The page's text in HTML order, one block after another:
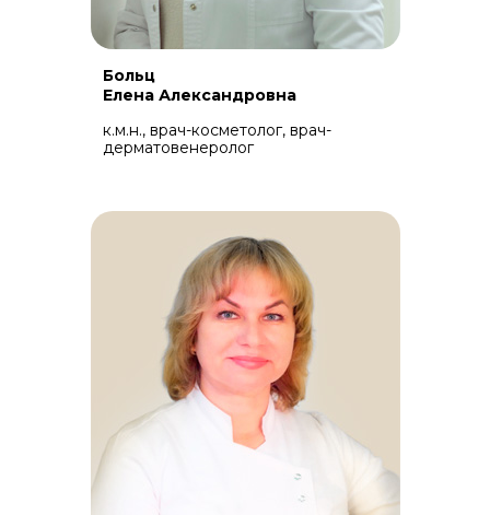
Больц
Елена Александровна
к.м.н., врач-косметолог, врач-
дерматовенеролог